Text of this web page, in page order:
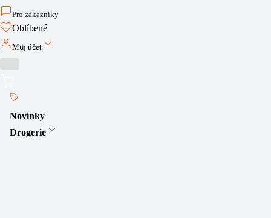
Pro zákazníky
Oblíbené
Můj účet
Novinky
Drogerie